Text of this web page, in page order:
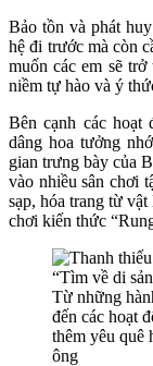
Bảo tồn và phát
hệ đi trước mà còn
muốn các em sẽ
niềm tự hào và ý
Bên cạnh các hoạt
dâng hoa tưởng
gian trưng bày của
vào nhiều sân chơi
sạp, hóa trang từ
chơi kiến thức
Từ những
đến các hoạt
thêm yêu quê
ông